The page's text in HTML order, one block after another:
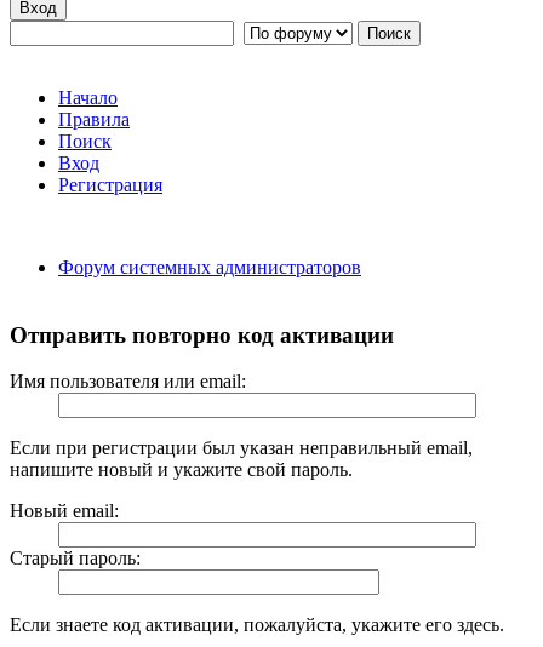
Начало
Правила
Поиск
Вход
Регистрация
Форум системных администраторов
Отправить повторно код активации
Имя пользователя или email:
Если при регистрации был указан неправильный email,
напишите новый и укажите свой пароль.
Новый email:
Старый пароль:
Если знаете код активации, пожалуйста, укажите его здесь.